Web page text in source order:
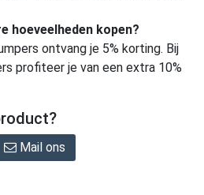
hoeveelheden kopen?
ontvang je 5% korting. Bij
profiteer je van een extra 10%
Mail ons